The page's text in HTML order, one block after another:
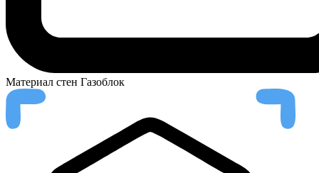
Материал стен Газоблок